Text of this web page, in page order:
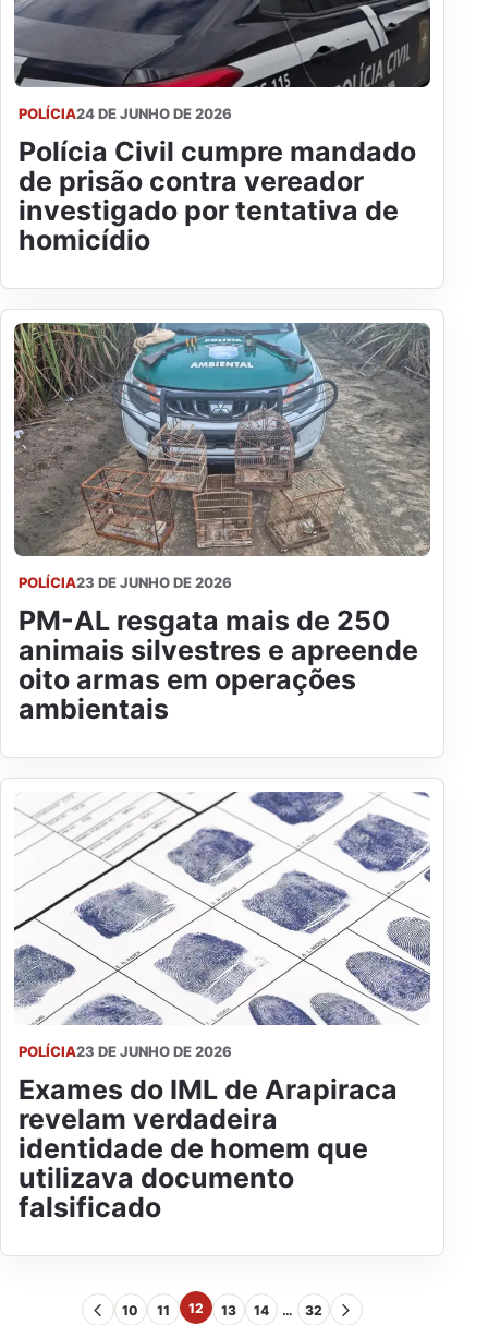
POLÍCIA24 DE JUNHO DE 2026
Polícia Civil cumpre mandado
de prisão contra vereador
investigado por tentativa de
homicídio
POLÍCIA23 DE JUNHO DE 2026
PM-AL resgata mais de 250
animais silvestres e apreende
oito armas em operações
ambientais
POLÍCIA23 DE JUNHO DE 2026
Exames do IML de Arapiraca
revelam verdadeira
identidade de homem que
utilizava documento
falsificado
10 11 12 13 14 … 32